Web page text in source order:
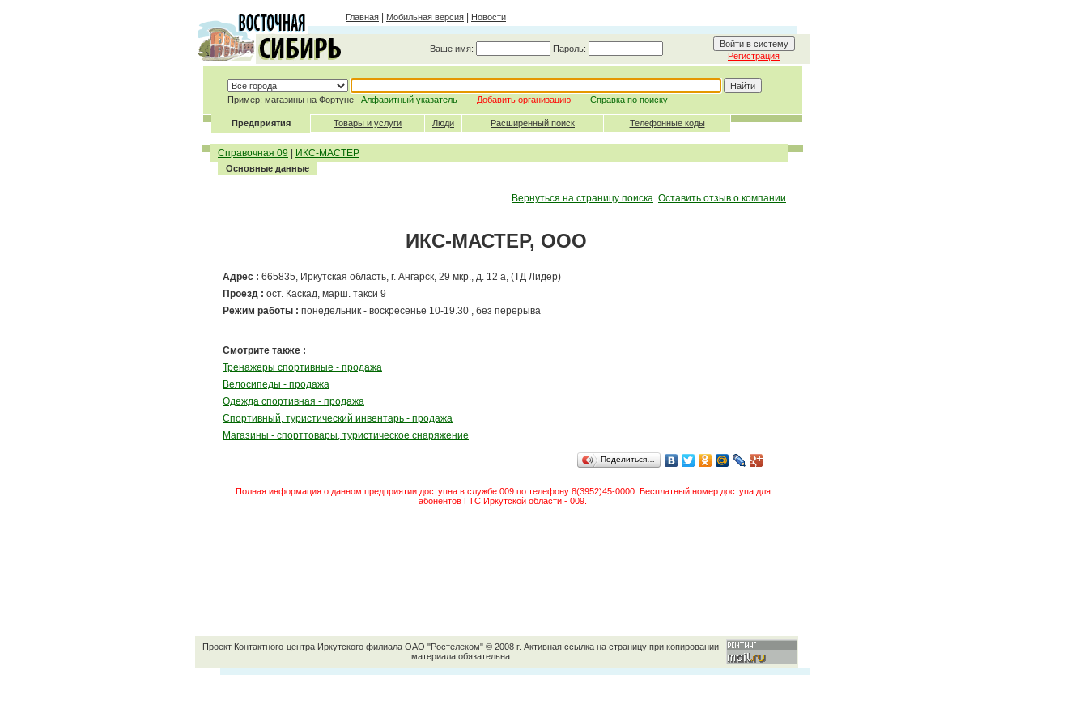
Главная Мобильная версия Новости
Ваше имя: Пароль:
Регистрация
Пример: магазины на Фортуне Алфавитный указатель Добавить организацию Справка по поиску
Предприятия Товары и услуги Люди Расширенный поиск Телефонные коды
Справочная 09 ИКС-МАСТЕР
Основные данные
Вернуться на страницу поиска Оставить отзыв о компании
ИКС-МАСТЕР, ООО
Адрес : 665835, Иркутская область, г. Ангарск, 29 мкр., д. 12 а, (ТД Лидер)
Проезд : ост. Каскад, марш. такси 9
Режим работы : понедельник - воскресенье 10-19.30 , без перерыва
Смотрите также :
Тренажеры спортивные - продажа
Велосипеды - продажа
Одежда спортивная - продажа
Спортивный, туристический инвентарь - продажа
Магазины - спорттовары, туристическое снаряжение
Поделиться…
Полная информация о данном предприятии доступна в службе 009 по телефону 8(3952)45-0000. Бесплатный номер доступа для
абонентов ГТС Иркутской области - 009.
Проект Контактного-центра Иркутского филиала ОАО "Ростелеком" © 2008 г. Активная ссылка на страницу при копировании
материала обязательна